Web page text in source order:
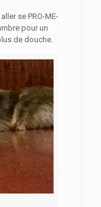
se PRO-ME-
pour un
de douche.